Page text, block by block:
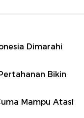
Dimarahi
Bikin
Mampu Atasi